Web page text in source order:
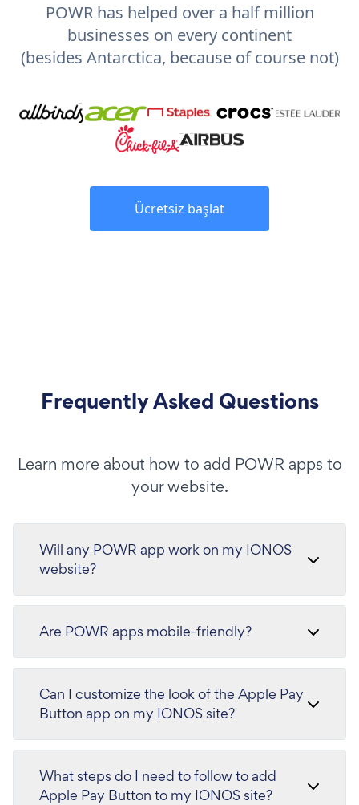
POWR has helped over a half million
businesses on every continent
(besides Antarctica, because of course not)
Ücretsiz başlat
Frequently Asked Questions
Learn more about how to add POWR apps to
your website.
Will any POWR app work on my IONOS
website?
Are POWR apps mobile-friendly?
Can I customize the look of the Apple Pay
Button app on my IONOS site?
What steps do I need to follow to add
Apple Pay Button to my IONOS site?